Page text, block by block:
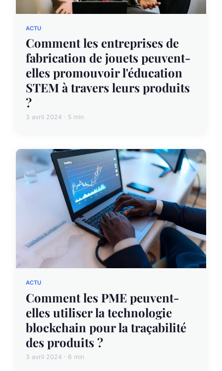
ACTU
Comment les entreprises de
fabrication de jouets peuvent-
elles promouvoir l'éducation
STEM à travers leurs produits
?
3 avril 2024 · 5 min
ACTU
Comment les PME peuvent-
elles utiliser la technologie
blockchain pour la traçabilité
des produits ?
3 avril 2024 · 6 min